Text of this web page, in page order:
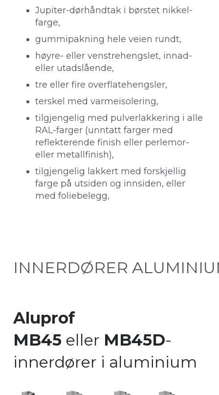
Jupiter-dørhåndtak i børstet nikkel-
farge,
gummipakning hele veien rundt,
høyre- eller venstrehengslet, innad-
eller utadslående,
tre eller fire overflatehengsler,
terskel med varmeisolering,
tilgjengelig med pulverlakkering i alle
RAL-farger (unntatt farger med
reflekterende finish eller perlemor-
eller metallfinish),
tilgjengelig lakkert med forskjellig
farge på utsiden og innsiden, eller
med foliebelegg,
INNERDØRER
Aluprof
MB45 eller MB45D-
innerdører i aluminium